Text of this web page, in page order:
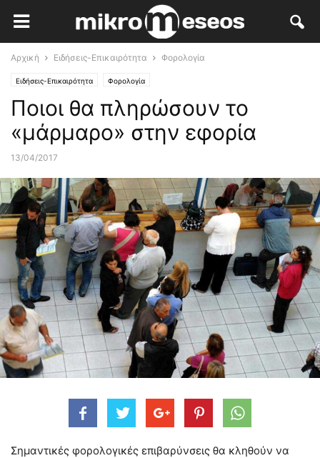
Αρχική Ειδήσεις-Επικαιρότητα Φορολογία
Ειδήσεις-Επικαιρότητα Φορολογία
Ποιοι θα πληρώσουν το
«μάρμαρο» στην εφορία
13/04/2017
Σημαντικές φορολογικές επιβαρύνσεις θα κληθούν να